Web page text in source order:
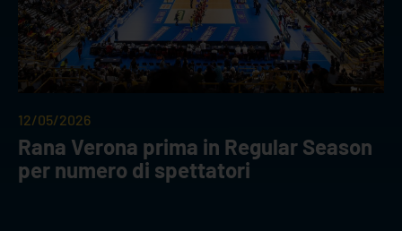
12/05/2026
Rana Verona prima in Regular Season
per numero di spettatori